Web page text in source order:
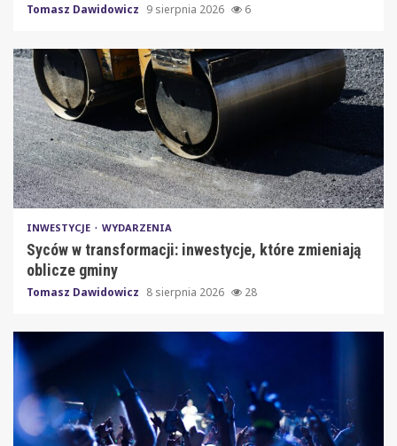
Tomasz Dawidowicz 9 sierpnia 2026 6
INWESTYCJE WYDARZENIA
Syców w transformacji: inwestycje, które zmieniają
oblicze gminy
Tomasz Dawidowicz 8 sierpnia 2026 28